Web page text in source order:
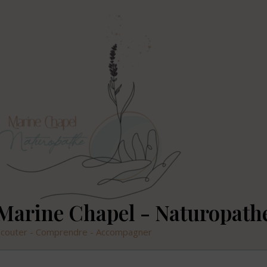
Chapel -
- Comprendre - Accompagner